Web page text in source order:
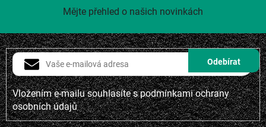
Vložením e-mailu souhlasíte spodmínkami ochrany
osobních údajů
Mějte přehled o našich novinkách